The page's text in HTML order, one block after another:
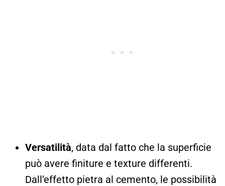
Versatilità, data dal fatto che la superficie
può avere finiture e texture differenti.
Dall’effetto pietra al cemento, le possibilità